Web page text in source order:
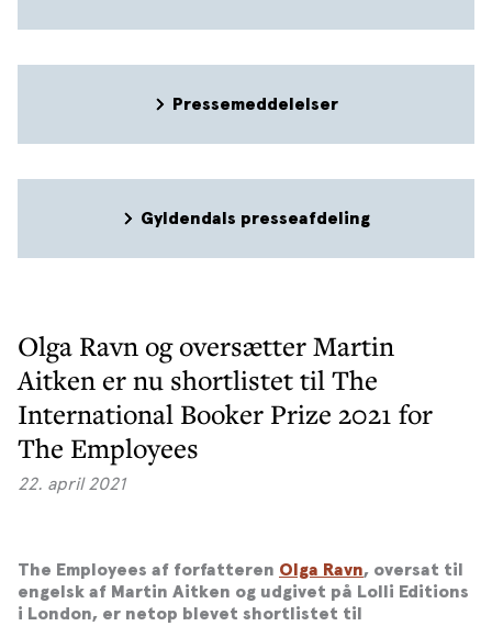
Pressemeddelelser
Gyldendals presseafdeling
Olga Ravn og oversætter Martin
Aitken er nu shortlistet til The
International Booker Prize 2021 for
The Employees
22. april 2021
The Employees af forfatteren Olga Ravn, oversat til
engelsk af Martin Aitken og udgivet på Lolli Editions
i London, er netop blevet shortlistet til